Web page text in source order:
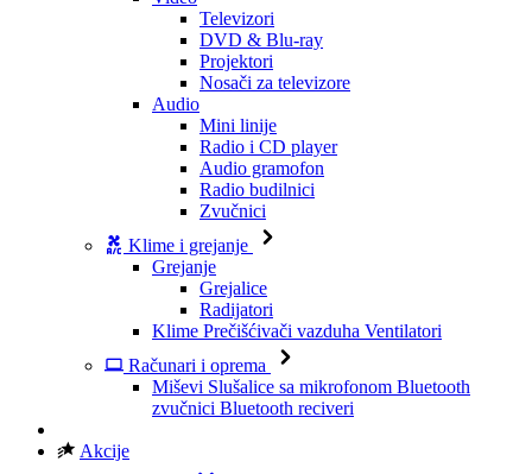
Televizori
DVD & Blu-ray
Projektori
Nosači za televizore
Audio
Mini linije
Radio i CD player
Audio gramofon
Radio budilnici
Zvučnici
Klime i grejanje
Grejanje
Grejalice
Radijatori
Klime Prečišćivači vazduha Ventilatori
Računari i oprema
Miševi Slušalice sa mikrofonom Bluetooth
zvučnici Bluetooth reciveri
Akcije